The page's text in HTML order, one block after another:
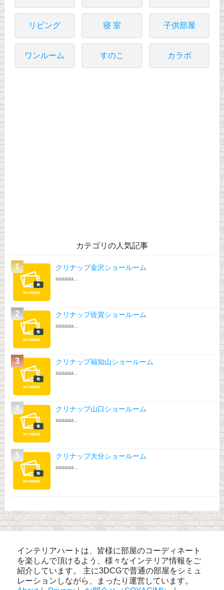
リビング 寝 室 子供部屋
ワンルーム すのこ カラボ
カテゴリの人気記事
クリナップ金沢ショールーム
aaaaaa...
クリナップ佐賀ショールーム
aaaaaa...
クリナップ福知山ショールーム
aaaaaa...
クリナップ山口ショールーム
aaaaaa...
クリナップ大分ショールーム
aaaaaa...
インテリアハートは、皆様に部屋のコーディネート
を楽しんで頂けるよう、様々なインテリア情報をご
紹介しています。 主に3DCGで普通の部屋をシミュ
レーションしながら、まったり運営しています。